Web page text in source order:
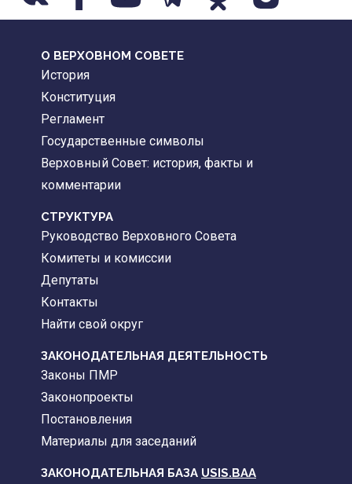
О ВЕРХОВНОМ СОВЕТЕ
История
Конституция
Регламент
Государственные символы
Верховный Совет: история, факты и
комментарии
CТРУКТУРА
Руководство Верховного Совета
Комитеты и комиссии
Депутаты
Контакты
Найти свой округ
ЗАКОНОДАТЕЛЬНАЯ ДЕЯТЕЛЬНОСТЬ
Законы ПМР
Законопроекты
Постановления
Материалы для заседаний
ЗАКОНОДАТЕЛЬНАЯ БАЗА USIS.BAA